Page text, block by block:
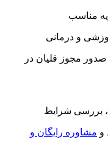
مناسب
و درمانی
مجوز قلیان در
بررسی شرایط
و مشاوره رایگان و